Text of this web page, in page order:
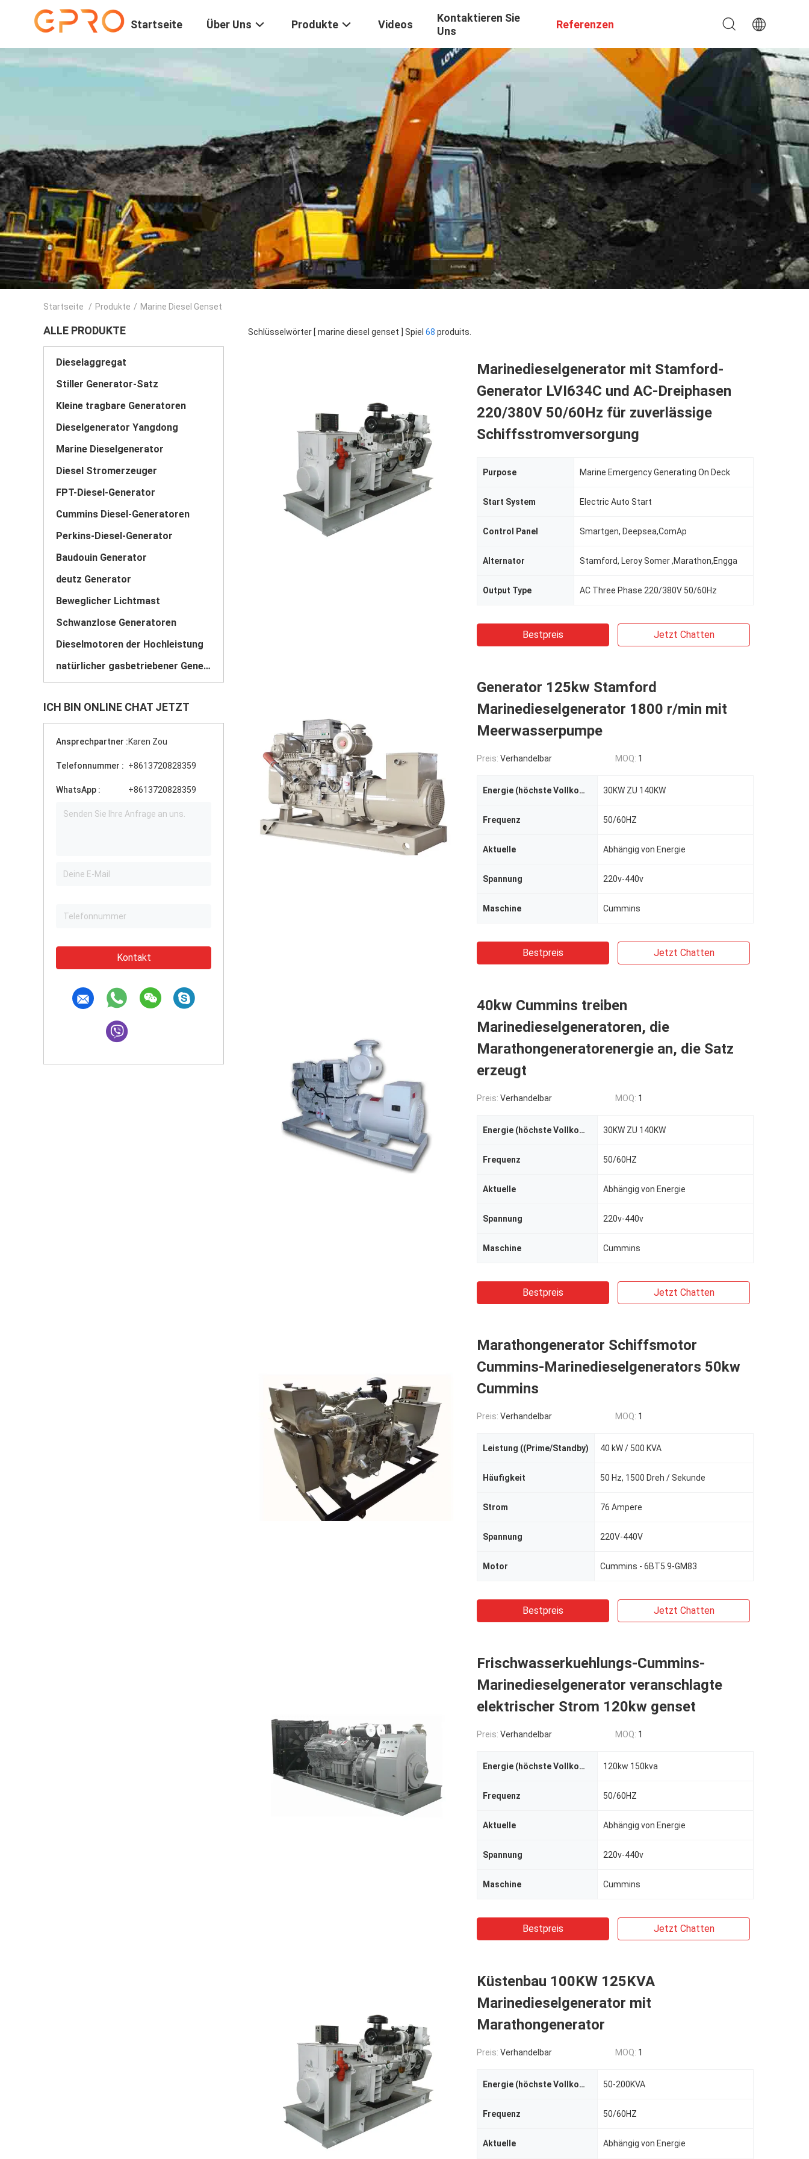
Startseite Über Uns Produkte Videos
Kontaktieren Sie
Uns
Referenzen
Startseite / Produkte / Marine Diesel Genset
ALLE PRODUKTE
Dieselaggregat
Stiller Generator-Satz
Kleine tragbare Generatoren
Dieselgenerator Yangdong
Marine Dieselgenerator
Diesel Stromerzeuger
FPT-Diesel-Generator
Cummins Diesel-Generatoren
Perkins-Diesel-Generator
Baudouin Generator
deutz Generator
Beweglicher Lichtmast
Schwanzlose Generatoren
Dieselmotoren der Hochleistung
natürlicher gasbetriebener Generator
ICH BIN ONLINE CHAT JETZT
Ansprechpartner :Karen Zou
Telefonnummer : +8613720828359
WhatsApp : +8613720828359
Kontakt
Schlüsselwörter [ marine diesel genset ] Spiel 68 produits.
Marinedieselgenerator mit Stamford-
Generator LVI634C und AC-Dreiphasen
220/380V 50/60Hz für zuverlässige
Schiffsstromversorgung
Purpose Marine Emergency Generating On Deck
Start System Electric Auto Start
Control Panel Smartgen, Deepsea,ComAp
Alternator Stamford, Leroy Somer ,Marathon,Engga
Output Type AC Three Phase 220/380V 50/60Hz
Bestpreis Jetzt Chatten
Generator 125kw Stamford
Marinedieselgenerator 1800 r/min mit
Meerwasserpumpe
Preis: Verhandelbar MOQ: 1
Energie (höchste Vollkommenheit/Bereitschaft) 30KW ZU 140KW
Frequenz 50/60HZ
Aktuelle Abhängig von Energie
Spannung 220v-440v
Maschine Cummins
Bestpreis Jetzt Chatten
40kw Cummins treiben
Marinedieselgeneratoren, die
Marathongeneratorenergie an, die Satz
erzeugt
Preis: Verhandelbar MOQ: 1
Energie (höchste Vollkommenheit/Bereitschaft) 30KW ZU 140KW
Frequenz 50/60HZ
Aktuelle Abhängig von Energie
Spannung 220v-440v
Maschine Cummins
Bestpreis Jetzt Chatten
Marathongenerator Schiffsmotor
Cummins-Marinedieselgenerators 50kw
Cummins
Preis: Verhandelbar MOQ: 1
Leistung ((Prime/Standby) 40 kW / 500 KVA
Häufigkeit 50 Hz, 1500 Dreh / Sekunde
Strom 76 Ampere
Spannung 220V-440V
Motor Cummins - 6BT5.9-GM83
Bestpreis Jetzt Chatten
Frischwasserkuehlungs-Cummins-
Marinedieselgenerator veranschlagte
elektrischer Strom 120kw genset
Preis: Verhandelbar MOQ: 1
Energie (höchste Vollkommenheit/Bereitschaft) 120kw 150kva
Frequenz 50/60HZ
Aktuelle Abhängig von Energie
Spannung 220v-440v
Maschine Cummins
Bestpreis Jetzt Chatten
Küstenbau 100KW 125KVA
Marinedieselgenerator mit
Marathongenerator
Preis: Verhandelbar MOQ: 1
Energie (höchste Vollkommenheit/Bereitschaft) 50-200KVA
Frequenz 50/60HZ
Aktuelle Abhängig von Energie